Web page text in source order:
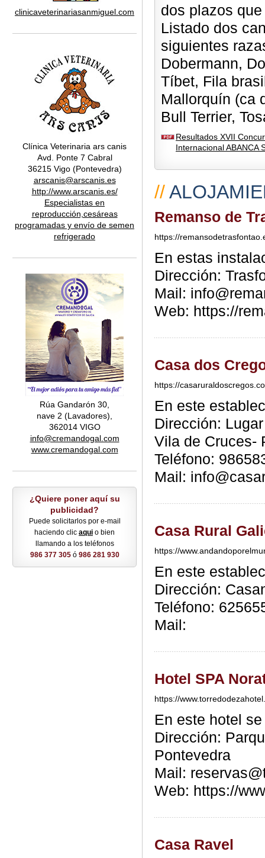
clinicaveterinariasanmiguel.com
Clínica Veterinaria ars canis
Avd. Ponte 7 Cabral
36215 Vigo (Pontevedra)
arscanis@arscanis.es
http://www.arscanis.es/
Especialistas en
reproducción,cesáreas
programadas y envío de semen
refrigerado
Rúa Gandarón 30,
nave 2 (Lavadores),
362014 VIGO
info@cremandogal.com
www.cremandogal.com
¿Quiere poner aquí su
publicidad?
Puede solicitarlos por e-mail
haciendo clic aqui o bien
llamando a los teléfonos
986 377 305ó 986 281 930
dos plazos
Listado dos
siguientes
Dobermann,
Tíbet, Fila
Mallorquín (ca
Bull Terrier,
Resultados XVII
Internacional ABANCA
//
Remanso de
https://
En estas
Dirección:
Mail:
Web: https://
Casa dos
https://
En este
Dirección:
Vila de Cruces-
Teléfono:
Mail:
Casa Rural
https://
En este
Dirección:
Teléfono:
Mail:
Hotel SPA
https://
En este hotel
Dirección:
Pontevedra
Mail:
Web: https://
Casa Ravel